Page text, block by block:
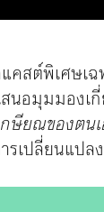
คสต์พิเศษเ
นอมุมมองเ
ษียณของตน
เปลี่ยนแป